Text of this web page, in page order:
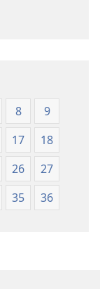
ní
Ìtumọ̀
Ayé
Tuntun
(Softcover
Edition)
8
9
17
18
26
27
35 36